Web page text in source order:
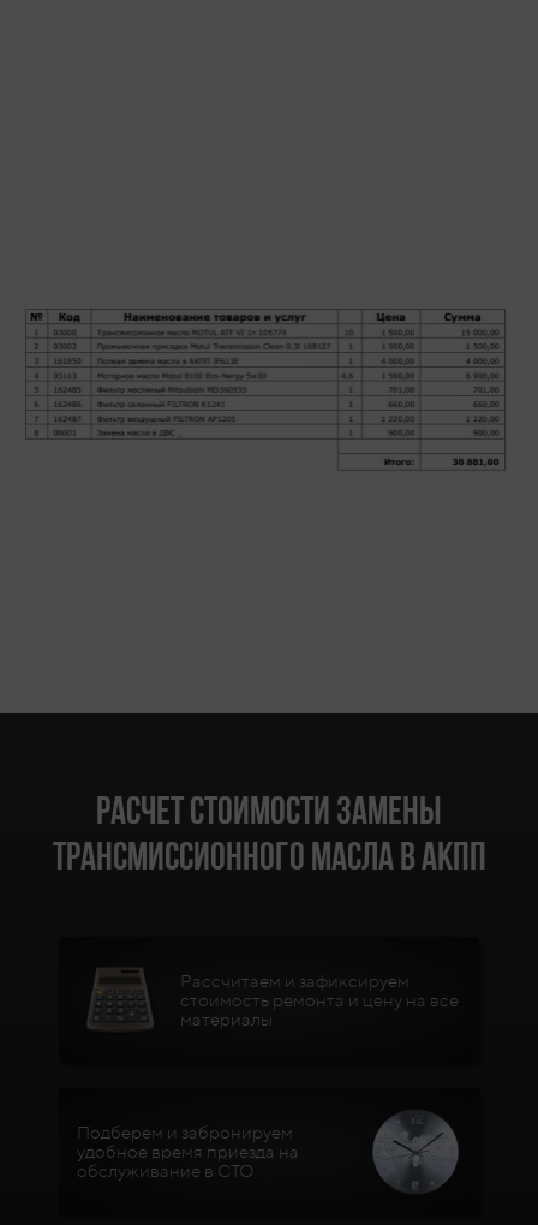
Расчет стоимости замены
трансмиссионного масла в АКПП
Рассчитаем и зафиксируем
стоимость ремонта и цену на все
материалы
Подберем и забронируем
удобное время приезда на
обслуживание в СТО